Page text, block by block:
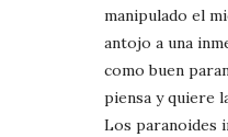
manipulado el
antojo a una
como buen
piensa y quiere
Los paranoides